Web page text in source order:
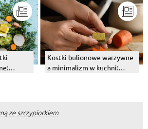
Kostki bulionowe warzywne
a minimalizm w kuchni:
ze szczypiorkiem